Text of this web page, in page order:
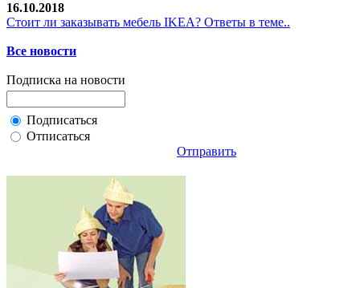
16.10.2018
Стoит ли заказывать мебель IKEA? Ответы в теме..
Все новости
Подписка на новости
Подписаться
Отписаться
Отправить